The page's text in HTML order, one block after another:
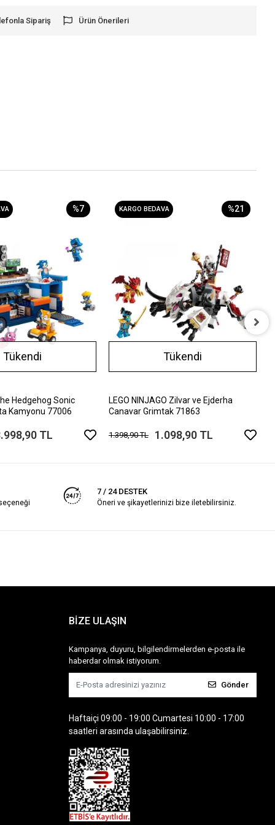
Sipariş Ürün Önerileri
%7
Tükendi
Hedgehog Sonic
Kamyonu 77006
TL
KARGO BEDAVA %21
Tükendi
LEGO NINJAGO Zilvar ve Ejderha
Canavar Grimtak 71863
1.398,90 TL 1.098,90 TL
7 / 24 DESTEK
Öneri ve şikayetlerinizi bize iletebilirsiniz.
BİZE ULAŞIN
Kampanya, duyuru, bilgilendirmelerden e-posta ile
haberdar olmak istiyorum.
Gönder
Haftaiçi 09:00 - 19:00 Cumartesi 10:00 - 17:00
saatleri arasında ulaşabilirsiniz.